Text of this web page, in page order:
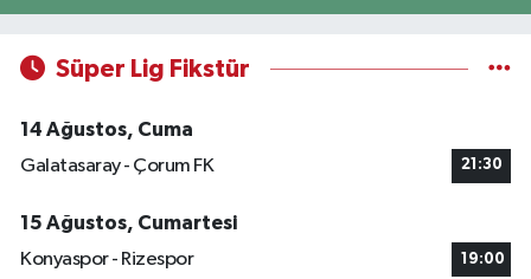
Süper Lig Fikstür
14 Ağustos, Cuma
Galatasaray - Çorum FK
21:30
15 Ağustos, Cumartesi
Konyaspor - Rizespor
19:00